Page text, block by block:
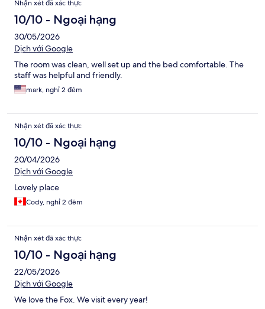
Nhận xét đã xác thực
10/10 - Ngoại hạng
30/05/2026
Dịch với Google
The room was clean, well set up and the bed comfortable. The
staff was helpful and friendly.
mark, nghỉ 2 đêm
Nhận xét đã xác thực
10/10 - Ngoại hạng
20/04/2026
Dịch với Google
Lovely place
Cody, nghỉ 2 đêm
Nhận xét đã xác thực
10/10 - Ngoại hạng
22/05/2026
Dịch với Google
We love the Fox. We visit every year!